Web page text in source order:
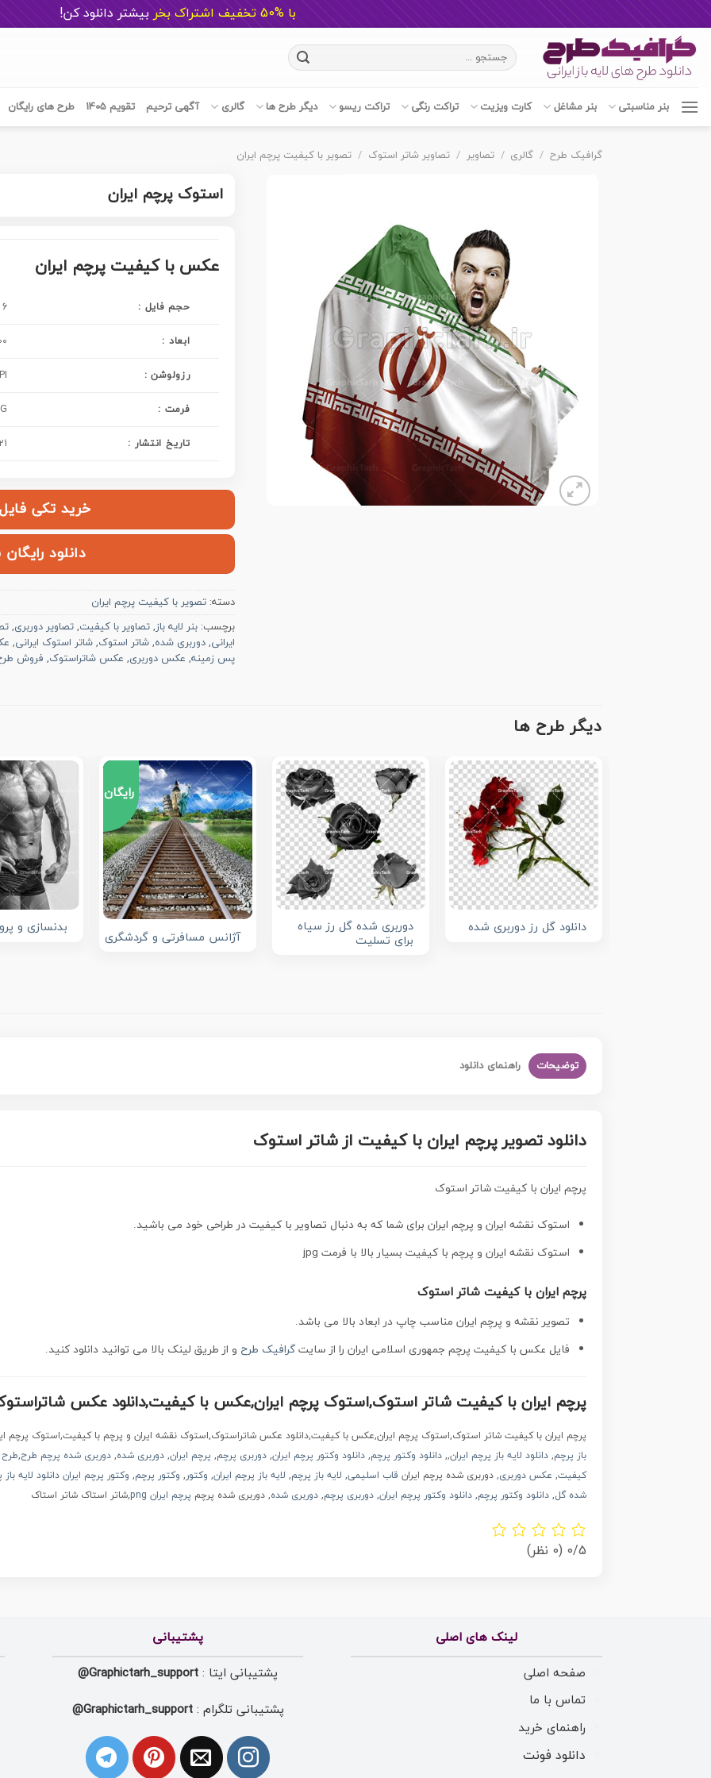
با %50 تخفیف اشتراک بخر بیشتر دانلود کن!
content
جستجو
برای:
بنر مناسبتی بنر مشاغل کارت ویزیت تراکت رنگی تراکت ریسو دیگر طرح ها گالری آگهی ترحیم تقویم 1405 طرح های رایگان
گرافیک طرح / گالری / تصاویر / تصاویر شاتر استوک / تصویر با کیفیت پرچم ایران
استوک پرچم ایران
عکس با کیفیت پرچم ایران
حجم فایل : 6 مگابایت
ابعاد :
: رزولوشن
فرمت :
تاریخ انتشار :
خرید تکی فایل | ۱۰۰,۰۰۰
دانلود
دسته:تصویر با کیفیت پرچم ایران
برچسب:بنر لایه باز,تصاویر با کیفیت,تصاویر دوربری,
ایرانی,دوربری شده,شاتر استوک,شاتر استوک ایرانی,
پس زمینه, عکس دوربری, عکس شاتراستوک, فروش طرح
دیگر طرح ها
دانلود گل رز دوربری شده
دوربری شده گل رز سیاه
برای تسلیت
رایگان
آژانس مسافرتی و گردشگری
بدنسازی و
توضیحات راهنمای دانلود
دانلود تصویر پرچم ایران با کیفیت از شاتر استوک
پرچم ایران با کیفیت شاتر استوک
استوک نقشه ایران و پرچم ایران برای شما که به دنبال تصاویر با کیفیت در طراحی خود می باشید.
استوک نقشه ایران و پرچم با کیفیت بسیار بالا با فرمت jpg
پرچم ایران با کیفیت شاتر استوک
تصویر نقشه و پرچم ایران مناسب چاپ در ابعاد بالا می باشد.
فایل عکس با کیفیت پرچم جمهوری اسلامی ایران را از سایتگرافیک طرح و از طریق لینک بالا می توانید دانلود کنید.
پرچم ایران با کیفیت شاتر استوک,استوک پرچم ایران,عکس با کیفیت,دانلود عکس
پرچم ایران با کیفیت شاتر استوک,استوک پرچم ایران,عکس با کیفیت,دانلود عکس شاتراستوک,استوک نقشه ایران و پرچم با کیفیت,استوک پرچم
باز پرچم, دانلود لایه باز پرچم ایران,, دانلود وکتور پرچم, دانلود وکتور پرچم ایران, دوربری پرچم, پرچم ایران, دوربری شده, دوربری شده پرچم طرح,طرح
کیفیت, عکس دوربری, دوربری شده پرچم ایران قاب اسلیمی, لایه باز پرچم, لایه باز پرچم ایران, وکتور, وکتور پرچم, وکتور پرچم ایران دانلود لایه
شده گل, دانلود وکتور پرچم, دانلود وکتور پرچم ایران, دوربری پرچم, دوربری شده, دوربری شده پرچم پرچم ایران png ,شاتر استاک شاتر استاک
0/5 (0 نظر)
لینک های اصلی
صفحه اصلی
تماس با ما
راهنمای خرید
دانلود فونت
پشتیبانی
پشتیبانی ایتا : Graphictarh_support@
پشتیبانی تلگرام :Graphictarh_support@